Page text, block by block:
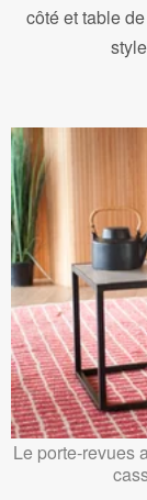
côté et table
Le porte-revues